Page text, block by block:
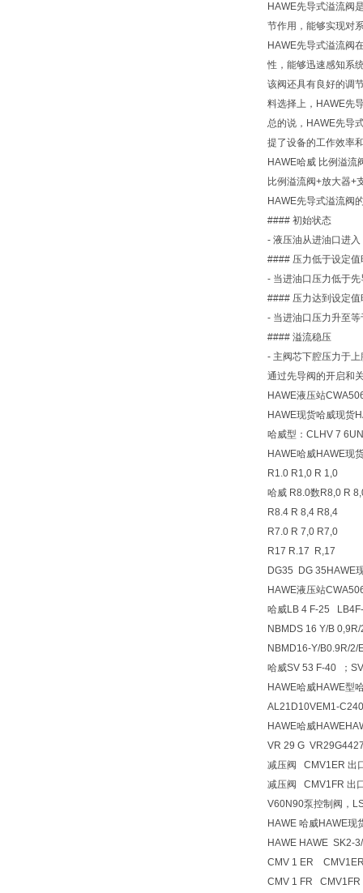
HAWE先导式溢流阀
节作用，能够实现对
HAWE先导式溢流阀
性，能够迅速感知系
该阀还具有良好的调
料选择上，HAWE先
总的说，HAWE先导
提了设备的工作效率
HAWE哈威 比例溢流
比例溢流阀+放大器
HAWE先导式溢流阀
#### 初始状态
- 液压油从进油口进
#### 压力低于设定值
- 当进油口压力低于
#### 压力达到设定值
- 当进油口压力升至
#### 溢流稳压
- 主阀芯下腔压力于
通过先导阀的开启和
HAWE液压站
HAWE现货哈威现货
哈威型：CLHV 7
HAWE哈威HAWE现
R1.0 R1,0 R 1,0
哈威 R8.0数R8,0 R
R8.4 R 8,4 R8,4
R7.0 R 7,0 R7,0
R17 R.17 R,17
DG35 DG 35HAWE
HAWE液压站
哈威LB 4 F-25
NBMDS 16 Y/B
NBMD16-Y/B0.9R/2/
哈威SV 53 F-40 ；
HAWE哈威HAWE型
AL21D10VEM1-
HAWE哈威
VR 29 G
减压阀 CMV1ER 出
减压阀 CMV1FR 出
V60N90泵控制阀，
HAWE 哈威HAWE现
HAWE HAWE SK2-
CMV 1 ER
CMV 1 FR CMV1FR